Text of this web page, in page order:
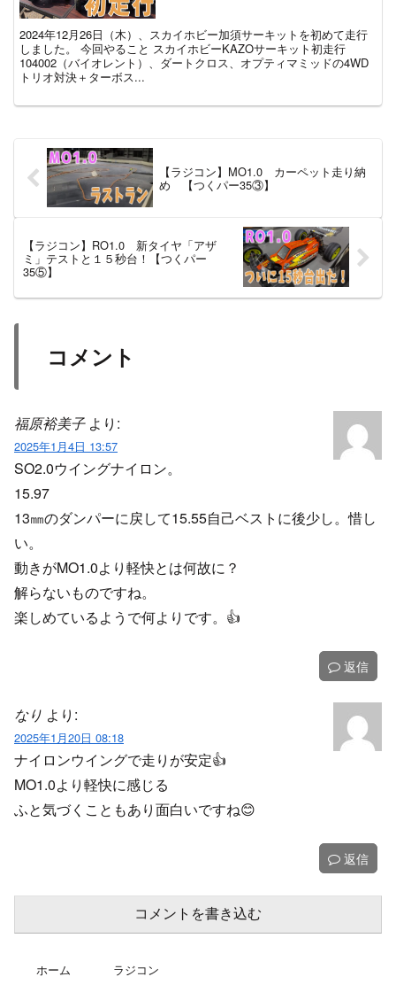
2024年12月26日（木）、スカイホビー加須サーキットを初めて走行
しました。 今回やること スカイホビーKAZOサーキット初走行
104002（バイオレント）、ダートクロス、オプティマミッドの4WD
トリオ対決＋ターボス...
【ラジコン】MO1.0 カーペット走り納
め 【つくパー35③】
【ラジコン】RO1.0 新タイヤ「アザ
ミ」テストと１５秒台！【つくパー
35⑤】
コメント
福原裕美子 より:
2025年1月4日 13:57
SO2.0ウイングナイロン。
15.97
13㎜のダンパーに戻して15.55自己ベストに後少し。惜し
い。
動きがMO1.0より軽快とは何故に？
解らないものですね。
楽しめているようで何よりです。👍️
返信
なり より:
2025年1月20日 08:18
ナイロンウイングで走りが安定👍
MO1.0より軽快に感じる
ふと気づくこともあり面白いですね😊
返信
コメントを書き込む
ホーム ラジコン